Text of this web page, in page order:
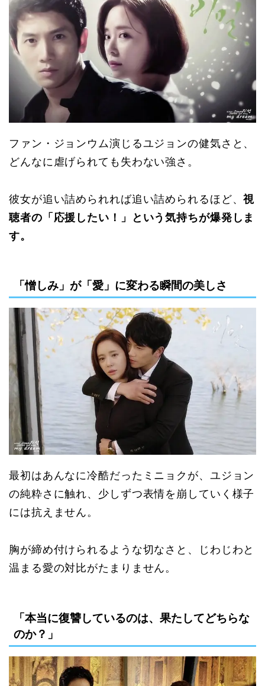
ファン・ジョンウム演じるユジョンの健気さと、
どんなに虐げられても失わない強さ。
彼女が追い詰められれば追い詰められるほど、視
聴者の「応援したい！」という気持ちが爆発しま
す。
「憎しみ」が「愛」に変わる瞬間の美しさ
最初はあんなに冷酷だったミニョクが、ユジョン
の純粋さに触れ、少しずつ表情を崩していく様子
には抗えません。
胸が締め付けられるような切なさと、じわじわと
温まる愛の対比がたまりません。
「本当に復讐しているのは、果たしてどちらな
のか？」